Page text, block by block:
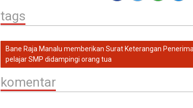
tags
Bane Raja Manalu memberikan Surat Keterangan
pelajar SMP didampingi orang tua
komentar